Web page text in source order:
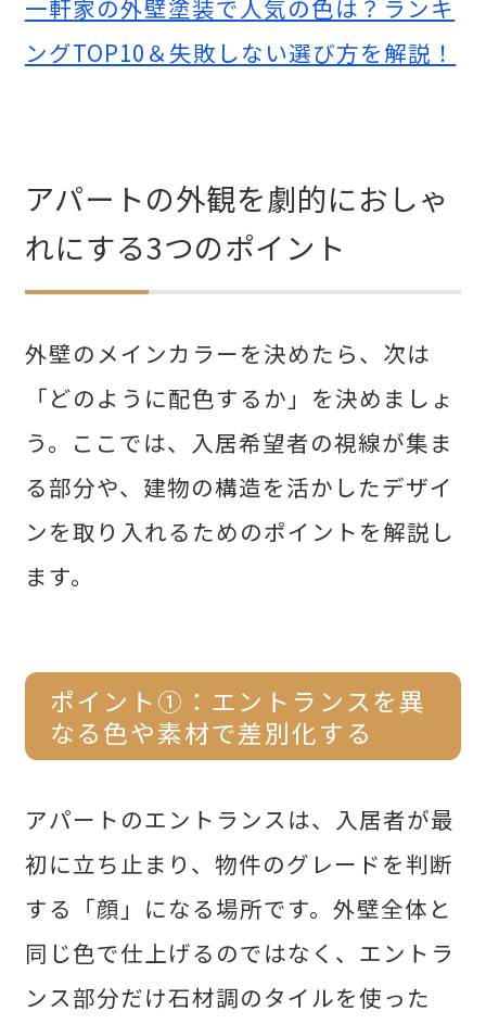
一軒家の外壁塗装で人気の色は？ランキ
ングTOP10＆失敗しない選び方を解説！
アパートの外観を劇的におしゃ
れにする3つのポイント
外壁のメインカラーを決めたら、次は
「どのように配色するか」を決めましょ
う。ここでは、入居希望者の視線が集ま
る部分や、建物の構造を活かしたデザイ
ンを取り入れるためのポイントを解説し
ます。
ポイント①： エントランスを異
なる色や素材で差別化する
アパートのエントランスは、入居者が最
初に立ち止まり、物件のグレードを判断
する「顔」になる場所です。外壁全体と
同じ色で仕上げるのではなく、エントラ
ンス部分だけ石材調のタイルを使った